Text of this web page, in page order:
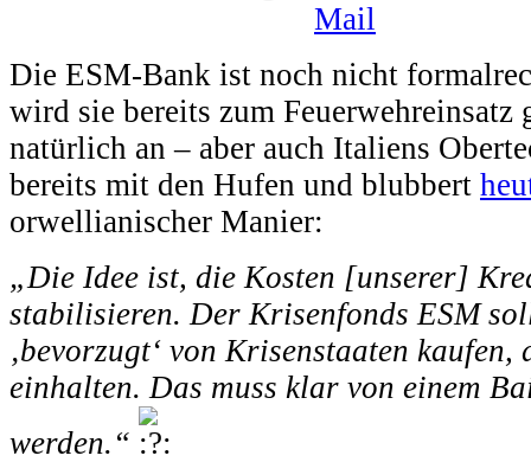
Die ESM-Bank ist noch nicht
wird sie bereits zum Feuerwehreinsatz
natürlich an – aber auch Italiens
bereits mit den Hufen und blubbert
orwellianischer Manier:
„Die Idee ist, die Kosten [unserer]
stabilisieren. Der Krisenfonds ESM
‚bevorzugt‘ von Krisenstaaten
einhalten. Das muss klar von einem
werden.“